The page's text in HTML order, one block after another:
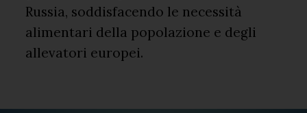
Russia, soddisfacendo le necessità
alimentari della popolazione e degli
allevatori europei.